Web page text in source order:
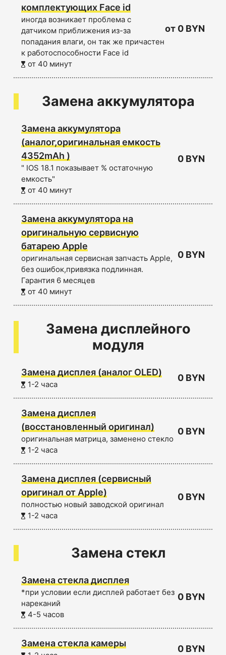
комплектующих Face id
иногда возникает проблема с
датчиком приближения из-за
попадания влаги, он так же причастен
к работоспособности Face id
от 40 минут
от 0 BYN
Замена аккумулятора
Замена аккумулятора
(аналог,оригинальная емкость
4352mAh )
" IOS 18.1 показывает % остаточную
емкость"
от 40 минут
0 BYN
Замена аккумулятора на
оригинальную сервисную
батарею Apple
оригинальная сервисная запчасть Apple,
без ошибок,привязка подлинная.
Гарантия 6 месяцев
от 40 минут
0 BYN
Замена дисплейного
модуля
Замена дисплея (аналог OLED)
1-2 часа
0 BYN
Замена дисплея
(восстановленный оригинал)
оригинальная матрица, заменено стекло
1-2 часа
0 BYN
Замена дисплея (сервисный
оригинал от Apple)
полностью новый заводской оригинал
1-2 часа
0 BYN
Замена стекл
Замена стекла дисплея
*при условии если дисплей работает без
нареканий
4-5 часов
0 BYN
Замена стекла камеры
0 BYN